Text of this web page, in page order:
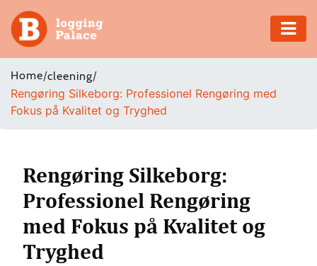
Adventure
Business
Health
Insurance
Home/cleening/
Rengøring Silkeborg: Professionel Rengøring med
Fokus på Kvalitet og Tryghed
Rengøring Silkeborg:
Professionel Rengøring
med Fokus på Kvalitet og
Tryghed